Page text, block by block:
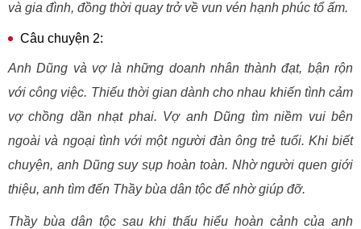
và gia đình, đồng thời quay trở về vun vén hạnh phúc tổ ấm.
Câu chuyện 2:
Anh Dũng và vợ là những doanh nhân thành đạt, bận rộn
với công việc. Thiếu thời gian dành cho nhau khiến tình cảm
vợ chồng dần nhạt phai. Vợ anh Dũng tìm niềm vui bên
ngoài và ngoại tình với một người đàn ông trẻ tuổi. Khi biết
chuyện, anh Dũng suy sụp hoàn toàn. Nhờ người quen giới
thiệu, anh tìm đến Thầy bùa dân tộc để nhờ giúp đỡ.
Thầy bùa dân tộc sau khi thấu hiểu hoàn cảnh của anh